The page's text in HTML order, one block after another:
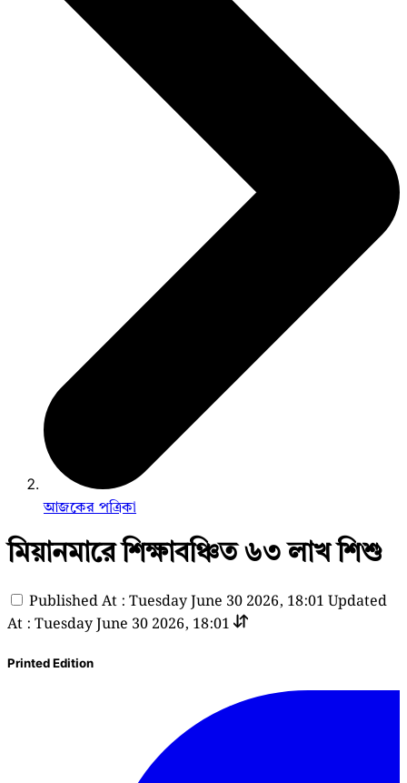
আজকের পত্রিকা
মিয়ানমারে শিক্ষাবঞ্চিত ৬৩ লাখ শিশু
Published At : Tuesday June 30 2026, 18:01 Updated
At : Tuesday June 30 2026, 18:01
Printed Edition